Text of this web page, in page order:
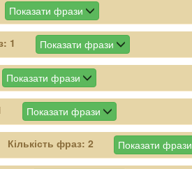
Показати фрази
1 Показати фрази
Показати фрази
Показати фрази
Кількість фраз: 2 Показати фрази